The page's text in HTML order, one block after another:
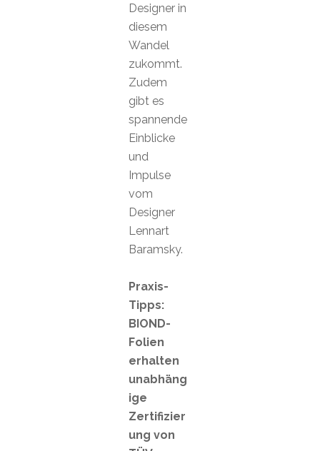
Designer in
diesem
Wandel
zukommt.
Zudem
gibt es
spannende
Einblicke
und
Impulse
vom
Designer
Lennart
Baramsky.
Praxis-
Tipps:
BIOND-
Folien
erhalten
unabhäng
ige
Zertifizier
ung von